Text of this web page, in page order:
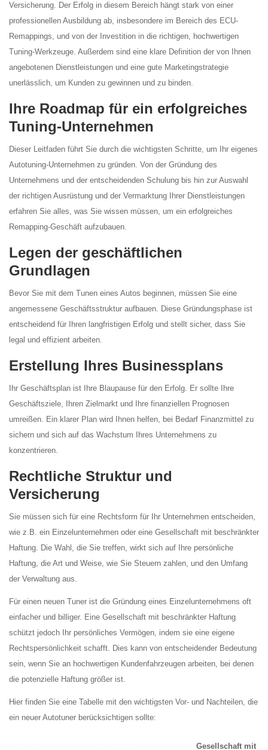
Versicherung. Der Erfolg in diesem Bereich hängt stark von einer
professionellen Ausbildung ab, insbesondere im Bereich des ECU-
Remappings, und von der Investition in die richtigen, hochwertigen
Tuning-Werkzeuge. Außerdem sind eine klare Definition der von Ihnen
angebotenen Dienstleistungen und eine gute Marketingstrategie
unerlässlich, um Kunden zu gewinnen und zu binden.
Ihre Roadmap für ein erfolgreiches
Tuning-Unternehmen
Dieser Leitfaden führt Sie durch die wichtigsten Schritte, um Ihr eigenes
Autotuning-Unternehmen zu gründen. Von der Gründung des
Unternehmens und der entscheidenden Schulung bis hin zur Auswahl
der richtigen Ausrüstung und der Vermarktung Ihrer Dienstleistungen
erfahren Sie alles, was Sie wissen müssen, um ein erfolgreiches
Remapping-Geschäft aufzubauen.
Legen der geschäftlichen
Grundlagen
Bevor Sie mit dem Tunen eines Autos beginnen, müssen Sie eine
angemessene Geschäftsstruktur aufbauen. Diese Gründungsphase ist
entscheidend für Ihren langfristigen Erfolg und stellt sicher, dass Sie
legal und effizient arbeiten.
Erstellung Ihres Businessplans
Ihr Geschäftsplan ist Ihre Blaupause für den Erfolg. Er sollte Ihre
Geschäftsziele, Ihren Zielmarkt und Ihre finanziellen Prognosen
umreißen. Ein klarer Plan wird Ihnen helfen, bei Bedarf Finanzmittel zu
sichern und sich auf das Wachstum Ihres Unternehmens zu
konzentrieren.
Rechtliche Struktur und
Versicherung
Sie müssen sich für eine Rechtsform für Ihr Unternehmen entscheiden,
wie z.B. ein Einzelunternehmen oder eine Gesellschaft mit beschränkter
Haftung. Die Wahl, die Sie treffen, wirkt sich auf Ihre persönliche
Haftung, die Art und Weise, wie Sie Steuern zahlen, und den Umfang
der Verwaltung aus.
Für einen neuen Tuner ist die Gründung eines Einzelunternehmens oft
einfacher und billiger. Eine Gesellschaft mit beschränkter Haftung
schützt jedoch Ihr persönliches Vermögen, indem sie eine eigene
Rechtspersönlichkeit schafft. Dies kann von entscheidender Bedeutung
sein, wenn Sie an hochwertigen Kundenfahrzeugen arbeiten, bei denen
die potenzielle Haftung größer ist.
Hier finden Sie eine Tabelle mit den wichtigsten Vor- und Nachteilen, die
ein neuer Autotuner berücksichtigen sollte:
Gesellschaft mit